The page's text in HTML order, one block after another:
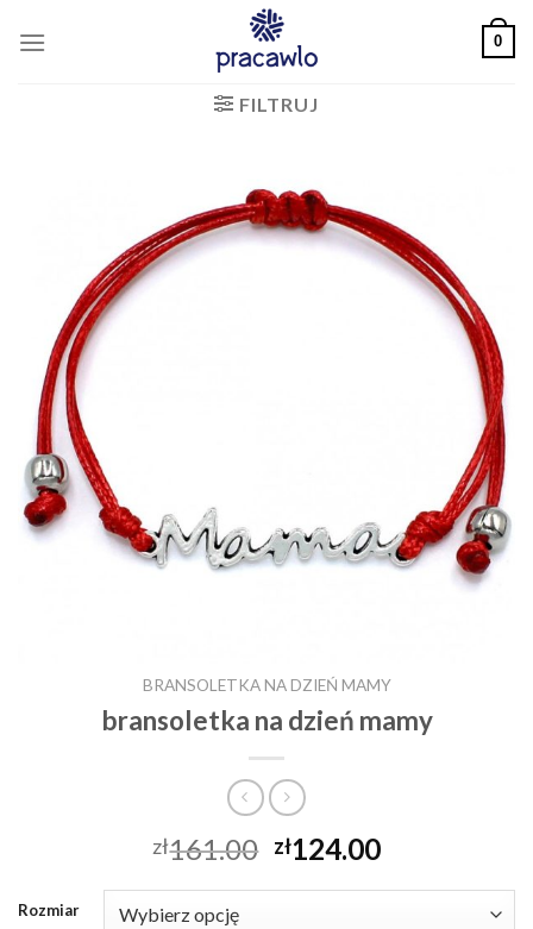
0
FILTRUJ
BRANSOLETKA NA DZIEŃ MAMY
bransoletka na dzień mamy
zł161.00 zł124.00
Rozmiar